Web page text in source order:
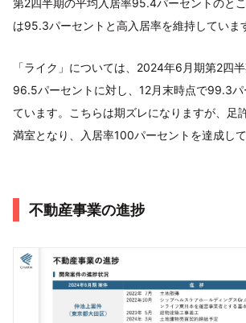
は95.3パーセントと高入居率を維持していま
「ライク」については、2024年6月期第2四
96.5パーセントに対し、12月末時点で99.3パ
ています。こちらは期ズレになりますが、足
満室となり、入居率100パーセントを達成して
不動産事業の進捗